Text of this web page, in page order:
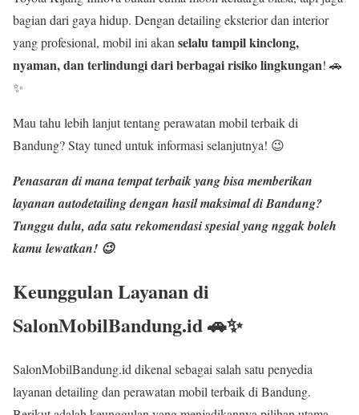
bagian dari gaya hidup. Dengan detailing eksterior dan interior
yang profesional, mobil ini akan selalu tampil kinclong,
nyaman, dan terlindungi dari berbagai risiko lingkungan! 🚗
✨
Mau tahu lebih lanjut tentang perawatan mobil terbaik di
Bandung? Stay tuned untuk informasi selanjutnya! 😉
Penasaran di mana tempat terbaik yang bisa memberikan
layananautodetailing dengan hasil maksimaldi Bandung?
Tunggu dulu, ada satu rekomendasi spesial yang nggak boleh
kamu lewatkan! 😉
Keunggulan Layanan di
SalonMobilBandung.id 🚗✨
SalonMobilBandung.id dikenal sebagai salah satu penyedia
layanan detailing dan perawatan mobil terbaik di Bandung.